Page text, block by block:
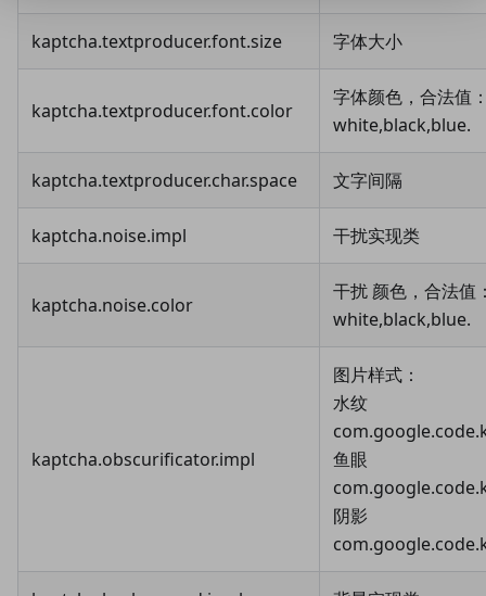
kaptcha.textproducer.font.size 字体大小
kaptcha.textproducer.font.color
字体颜色，合法值
white,black,blue.
kaptcha.textproducer.char.space 文字间隔
kaptcha.noise.impl 干扰实现类
kaptcha.noise.color
干扰 颜色，合法值
white,black,blue.
kaptcha.obscurificator.impl
图片样式：
水纹
鱼眼
阴影